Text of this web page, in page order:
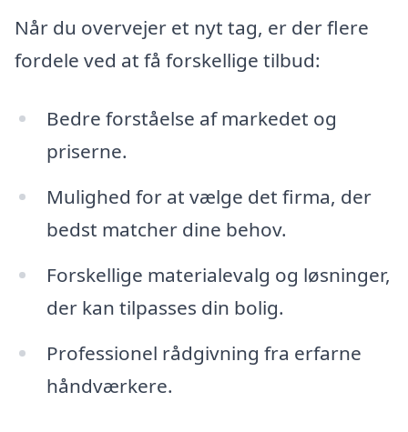
Når du overvejer et nyt tag, er der flere
fordele ved at få forskellige tilbud:
Bedre forståelse af markedet og
priserne.
Mulighed for at vælge det firma, der
bedst matcher dine behov.
Forskellige materialevalg og løsninger,
der kan tilpasses din bolig.
Professionel rådgivning fra erfarne
håndværkere.